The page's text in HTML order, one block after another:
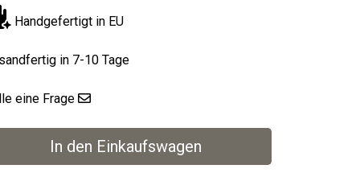
Handgefertigt in EU
in 7-10 Tage
eine Frage